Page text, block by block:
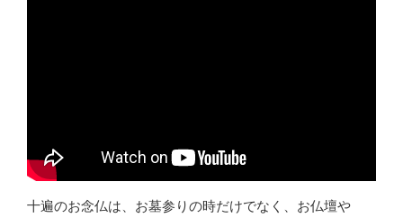
十遍のお念仏は、お墓参りの時だけでなく、お仏壇や